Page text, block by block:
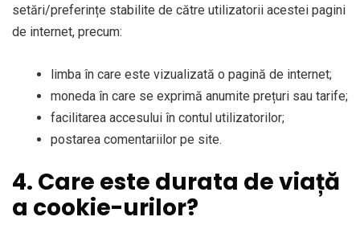
setări/preferințe stabilite de către utilizatorii acestei pagini
de internet, precum:
limba în care este vizualizată o pagină de internet;
moneda în care se exprimă anumite prețuri sau tarife;
facilitarea accesului în contul utilizatorilor;
postarea comentariilor pe site.
4. Care este durata de viață
a cookie-urilor?